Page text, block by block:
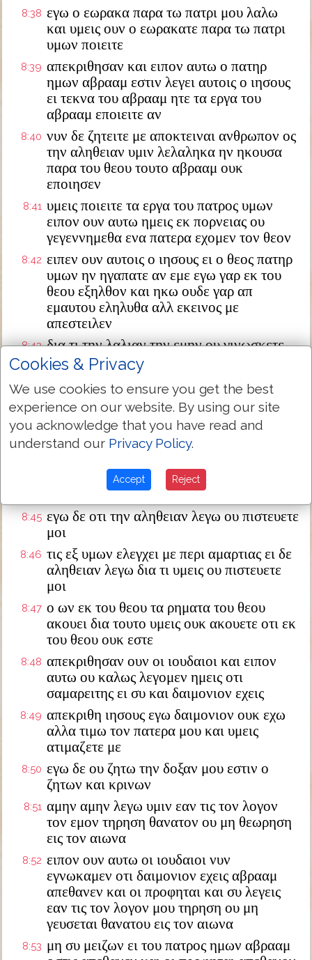
8:38 εγω ο εωρακα παρα τω πατρι μου λαλω
και υμεις ουν ο εωρακατε παρα τω πατρι
υμων ποιειτε
8:39 απεκριθησαν και ειπον αυτω ο πατηρ
ημων αβρααμ εστιν λεγει αυτοις ο ιησους
ει τεκνα του αβρααμ ητε τα εργα του
αβρααμ εποιειτε αν
8:40 νυν δε ζητειτε με αποκτειναι ανθρωπον ος
την αληθειαν υμιν λελαληκα ην ηκουσα
παρα του θεου τουτο αβρααμ ουκ
εποιησεν
8:41 υμεις ποιειτε τα εργα του πατρος υμων
ειπον ουν αυτω ημεις εκ πορνειας ου
γεγεννημεθα ενα πατερα εχομεν τον θεον
8:42 ειπεν ουν αυτοις ο ιησους ει ο θεος πατηρ
υμων ην ηγαπατε αν εμε εγω γαρ εκ του
θεου εξηλθον και ηκω ουδε γαρ απ
εμαυτου εληλυθα αλλ εκεινος με
απεστειλεν
8:43 δια τι την λαλιαν την εμην ου γινωσκετε
οτι ου δυνασθε ακουειν τον λογον τον
υμεις εκ πατρος του διαβολου εστε και τας
επιθυμιας του πατρος υμων θελετε ποιειν
εκεινος ανθρωποκτονος ην απ αρχης και
εν τη αληθεια ουχ εστηκεν οτι ουκ εστιν
των ιδιων λαλει οτι ψευστης εστιν και ο
πατηρ αυτου
8:45 εγω δε οτι την αληθειαν λεγω ου πιστευετε
μοι
8:46 τις εξ υμων ελεγχει με περι αμαρτιας ει δε
αληθειαν λεγω δια τι υμεις ου πιστευετε
μοι
8:47 ο ων εκ του θεου τα ρηματα του θεου
ακουει δια τουτο υμεις ουκ ακουετε οτι εκ
του θεου ουκ εστε
8:48 απεκριθησαν ουν οι ιουδαιοι και ειπον
αυτω ου καλως λεγομεν ημεις οτι
σαμαρειτης ει συ και δαιμονιον εχεις
8:49 απεκριθη ιησους εγω δαιμονιον ουκ εχω
αλλα τιμω τον πατερα μου και υμεις
ατιμαζετε με
8:50 εγω δε ου ζητω την δοξαν μου εστιν ο
ζητων και κρινων
8:51 αμην αμην λεγω υμιν εαν τις τον λογον
τον εμον τηρηση θανατον ου μη θεωρηση
εις τον αιωνα
8:52 ειπον ουν αυτω οι ιουδαιοι νυν
εγνωκαμεν οτι δαιμονιον εχεις αβρααμ
απεθανεν και οι προφηται και συ λεγεις
εαν τις τον λογον μου τηρηση ου μη
γευσεται θανατου εις τον αιωνα
8:53 μη συ μειζων ει του πατρος ημων αβρααμ
Cookies & Privacy
We use cookies to ensure you get the best
experience on our website. By using our site
you acknowledge that you have read and
understand our Privacy Policy.
Accept Reject